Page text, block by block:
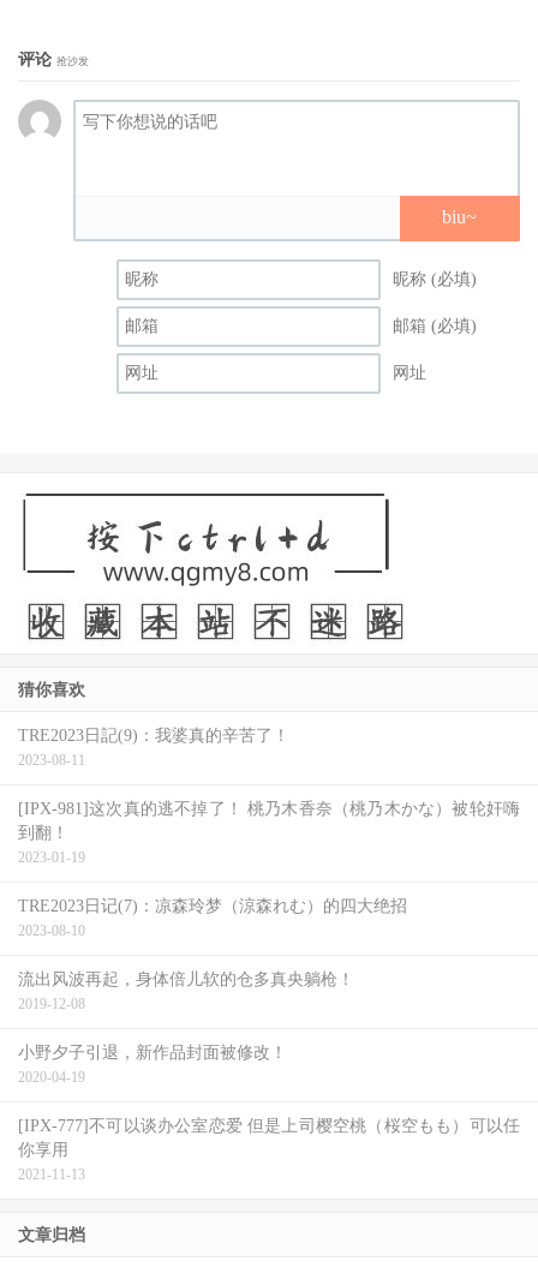
评论 抢沙发
biu~
昵称 (必填)
邮箱 (必填)
网址
猜你喜欢
TRE2023日記(9)：我婆真的辛苦了！
2023-08-11
[IPX-981]这次真的逃不掉了！ 桃乃木香奈（桃乃木かな）被轮奸嗨
到翻！
2023-01-19
TRE2023日记(7)：凉森玲梦（涼森れむ）的四大绝招
2023-08-10
流出风波再起，身体倍儿软的仓多真央躺枪！
2019-12-08
小野夕子引退，新作品封面被修改！
2020-04-19
[IPX-777]不可以谈办公室恋爱 但是上司樱空桃（桜空もも）可以任
你享用
2021-11-13
文章归档